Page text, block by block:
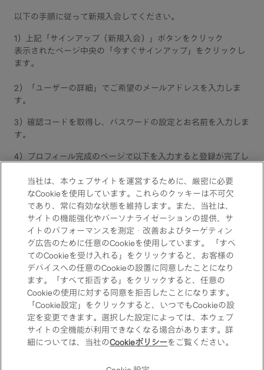
以下の手順に従って新規入会してください。​
1）上記「サインアップ（新規入会）」ボタンをクリック​
表示されたページ中央の「今すぐサインアップ」をクリックし
ます。
2）「ユーザーの詳細」でご希望のメールアドレスを入力しま
す。​
3）確認コードを取得し、パスワードの設定とお名前を入力しま
す​。
4）プロフィール完成のページで以下を入力すると登録が完了し
・必要な情報を入力​
・規約に同意
当社は、本ウェブサイトを運営するために、厳密に必要
なCookieを使用しています。これらのクッキーは不可欠
であり、常に有効な状態を維持します。また、当社は、
サイトの機能強化やパーソナライゼーションの提供、サ
イトのパフォーマンスを測定・改善およびターゲティン
グ広告のために任意のCookieを使用しています。 「すべ
てのCookieを受け入れる」をクリックすると、お客様の
デバイスへの任意のCookieの設置に同意したことになり
ます。「すべて拒否する」をクリックすると、任意の
Cookieの使用に対する同意を拒否したことになります。
「Cookie設定」をクリックすると、いつでもCookieの設
定を変更できます。選択した設定によっては、本ウェブ
サイトの全機能が利用できなくなる場合があります。詳
細については、当社のCookieポリシーをご覧ください。